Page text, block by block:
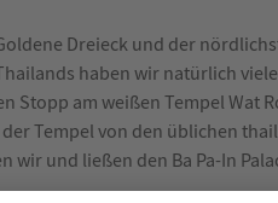
Dreieck und der
haben wir natürlich
Stopp am weißen Tempel Wat
Tempel von den üblichen
wir und ließen den Ba Pa-In